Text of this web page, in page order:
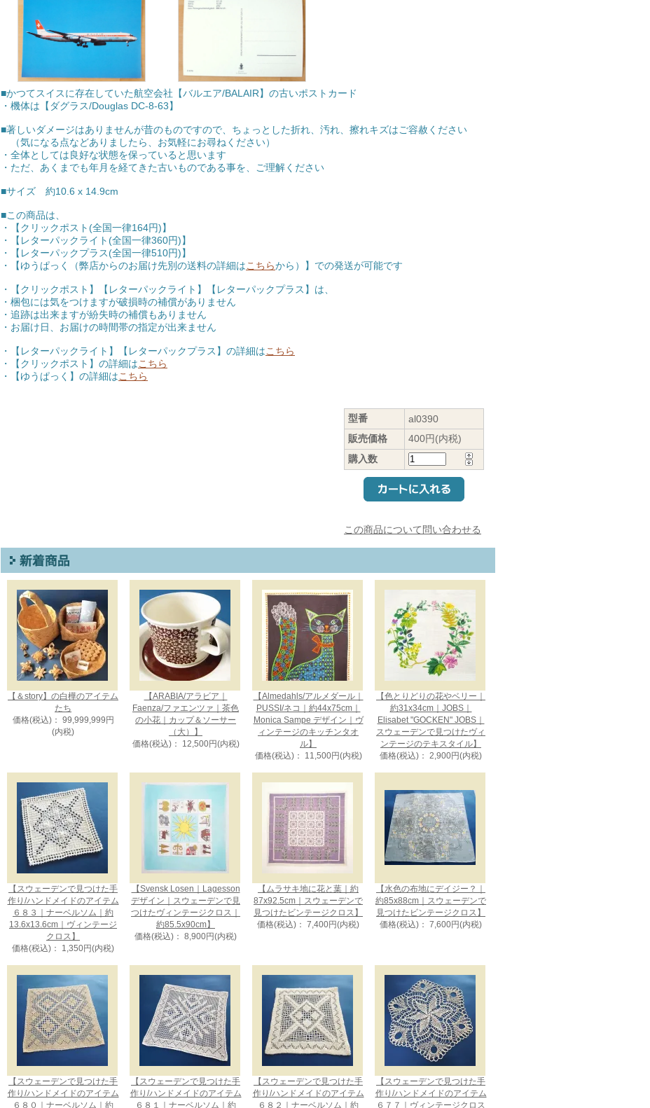
■かつてスイスに存在していた航空会社【バルエア/BALAIR】の古いポストカード
・機体は【ダグラス/Douglas DC-8-63】
■著しいダメージはありませんが昔のものですので、ちょっとした折れ、汚れ、擦れキズはご容赦ください
（気になる点などありましたら、お気軽にお尋ねください）
・全体としては良好な状態を保っていると思います
・ただ、あくまでも年月を経てきた古いものである事を、ご理解ください
■サイズ 約10.6 x 14.9cm
■この商品は、
・【クリックポスト(全国一律164円)】
・【レターパックライト(全国一律360円)】
・【レターパックプラス(全国一律510円)】
・【ゆうぱっく（弊店からのお届け先別の送料の詳細はこちらから）】での発送が可能です
・【クリックポスト】【レターパックライト】【レターパックプラス】は、
・梱包には気をつけますが破損時の補償がありません
・追跡は出来ますが紛失時の補償もありません
・お届け日、お届けの時間帯の指定が出来ません
・【レターパックライト】【レターパックプラス】の詳細はこちら
・【クリックポスト】の詳細はこちら
・【ゆうぱっく】の詳細はこちら
型番
al0390
販売価格
400円(内税)
購入数
この商品について問い合わせる
【＆story】の白樺のアイテム
たち
価格(税込)： 99,999,999円
(内税)
【ARABIA/アラビア｜
Faenza/ファエンツァ｜茶色
の小花｜カップ＆ソーサー
（大）】
価格(税込)： 12,500円(内税)
【Almedahls/アルメダール｜
PUSSI/ネコ｜約44x75cm｜
Monica Sampe デザイン｜ヴ
ィンテージのキッチンタオ
ル】
価格(税込)： 11,500円(内税)
【色とりどりの花やベリー｜
約31x34cm｜JOBS｜
Elisabet "GOCKEN" JOBS｜
スウェーデンで見つけたヴィ
ンテージのテキスタイル】
価格(税込)： 2,900円(内税)
【スウェーデンで見つけた手
作り/ハンドメイドのアイテム
６８３｜ナーベルソム｜約
13.6x13.6cm｜ヴィンテージ
クロス】
価格(税込)： 1,350円(内税)
【Svensk Losen｜Lagesson
デザイン｜スウェーデンで見
つけたヴィンテージクロス｜
約85.5x90cm】
価格(税込)： 8,900円(内税)
【ムラサキ地に花と葉｜約
87x92.5cm｜スウェーデンで
見つけたビンテージクロス】
価格(税込)： 7,400円(内税)
【水色の布地にデイジー？｜
約85x88cm｜スウェーデンで
見つけたビンテージクロス】
価格(税込)： 7,600円(内税)
【スウェーデンで見つけた手
作り/ハンドメイドのアイテム
６８０｜ナーベルソム｜約
【スウェーデンで見つけた手
作り/ハンドメイドのアイテム
６８１｜ナーベルソム｜約
【スウェーデンで見つけた手
作り/ハンドメイドのアイテム
６８２｜ナーベルソム｜約
【スウェーデンで見つけた手
作り/ハンドメイドのアイテム
６７７｜ヴィンテージクロス